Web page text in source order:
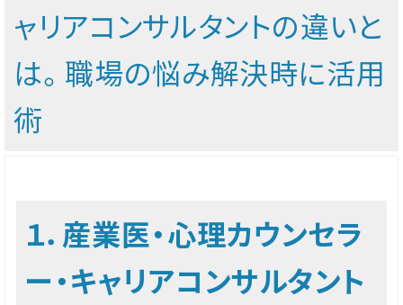
ャリアコンサルタントの違いと
は。職場の悩み解決時に活用
術
１．産業医・心理カウンセラ
ー・キャリアコンサルタント